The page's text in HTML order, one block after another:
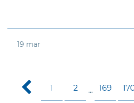
19 mar
1 2 ... 169